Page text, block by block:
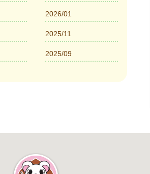
2026/01
2025/11
2025/09